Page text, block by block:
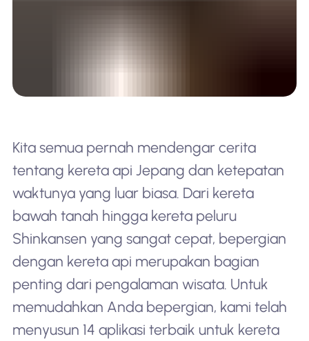
Kita semua pernah mendengar cerita
tentang kereta api Jepang dan ketepatan
waktunya yang luar biasa. Dari kereta
bawah tanah hingga kereta peluru
Shinkansen yang sangat cepat, bepergian
dengan kereta api merupakan bagian
penting dari pengalaman wisata. Untuk
memudahkan Anda bepergian, kami telah
menyusun 14 aplikasi terbaik untuk kereta